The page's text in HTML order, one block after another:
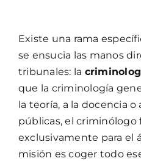
Existe una rama
se ensucia las manos
tribunales: la
que la criminología
la teoría, a la docencia
públicas, el criminólogo
exclusivamente para el
misión es coger todo